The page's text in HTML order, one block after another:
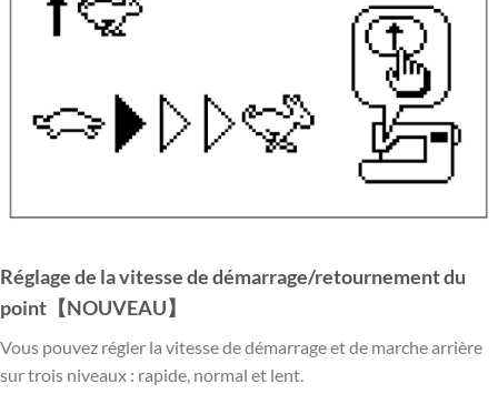
Réglage de la vitesse de démarrage/retournement du
point【NOUVEAU】
Vous pouvez régler la vitesse de démarrage et de marche arrière
sur trois niveaux : rapide, normal et lent.